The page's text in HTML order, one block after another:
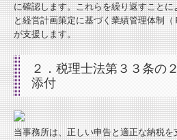
に確認します。これらを繰り返すこと
と経営計画策定に基づく業績管理体制
が支援します。
２．税理士法第３３条の
添付
当事務所は、正しい申告と適正な納税